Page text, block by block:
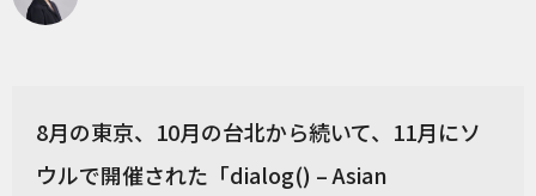
8月の東京、10月の台北から続いて、11月にソ
ウルで開催された「dialog() – Asian